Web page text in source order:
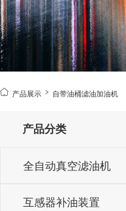
产品展示 自带油桶滤油加油机
产品分类
全自动真空滤油机
互感器补油装置